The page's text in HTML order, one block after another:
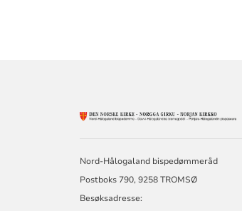
Nord-Hålogaland bispedømmeråd
Postboks 790, 9258 TROMSØ
Besøksadresse: